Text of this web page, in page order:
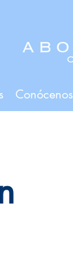
Conócenos